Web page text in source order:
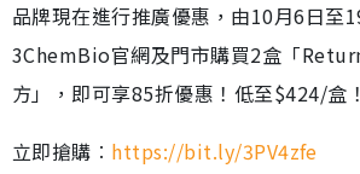
品牌現在進行推廣優惠，由10月6日至
3ChemBio官網及門市購買2盒「
方」，即可享85折優惠！低至$424/盒！
立即搶購︰ https://bit.ly/3PV4zfe